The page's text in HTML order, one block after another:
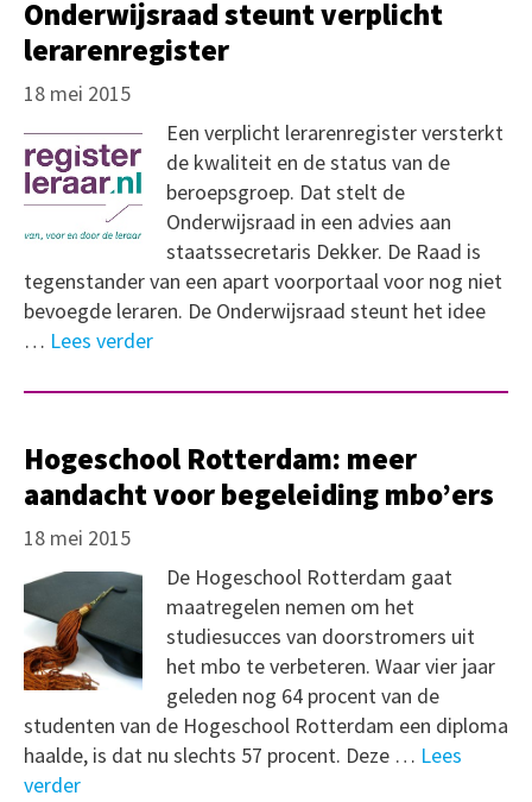
Onderwijsraad steunt verplicht
lerarenregister
18 mei 2015
Een verplicht lerarenregister versterkt
de kwaliteit en de status van de
beroepsgroep. Dat stelt de
Onderwijsraad in een advies aan
staatssecretaris Dekker. De Raad is
tegenstander van een apart voorportaal voor nog niet
bevoegde leraren. De Onderwijsraad steunt het idee
… Lees verder
Hogeschool Rotterdam: meer
aandacht voor begeleiding mbo’ers
18 mei 2015
De Hogeschool Rotterdam gaat
maatregelen nemen om het
studiesucces van doorstromers uit
het mbo te verbeteren. Waar vier jaar
geleden nog 64 procent van de
studenten van de Hogeschool Rotterdam een diploma
haalde, is dat nu slechts 57 procent. Deze … Lees
verder